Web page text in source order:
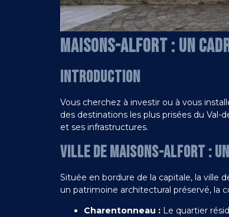
MAISONS-ALFORT : UN
INTRODUCTION
Vous cherchez à investir ou à vous
des destinations les plus prisées du
et ses infrastructures.
VILLE DE MAISONS-ALFORT :
Située en bordure de la capitale, la ville
un patrimoine architectural préservé, la
Charentonneau : Le quartier